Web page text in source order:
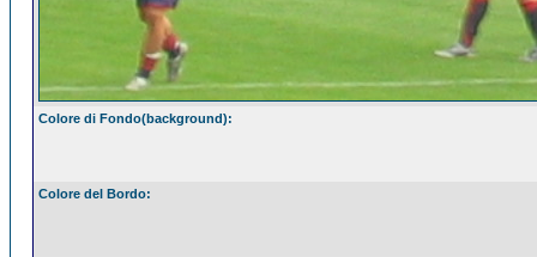
Colore di Fondo(background):
Colore del Bordo: